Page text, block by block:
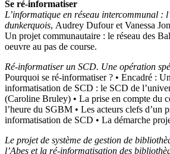
Se ré-informatiser
L’informatique en réseau intercommunal :
dunkerquois, Audrey Dufour et Vanessa
Un projet communautaire : le réseau des
oeuvre au pas de course.
Ré-informatiser un SCD. Une opération
Pourquoi se ré-informatiser ? • Encadré :
informatisation de SCD : le SCD de
(Caroline Bruley) • La prise en compte du
l’heure du SGBM • Les acteurs clefs d’un
informatisation de SCD • La démarche
Le projet de système de gestion de
l’Abes et la ré-informatisation des